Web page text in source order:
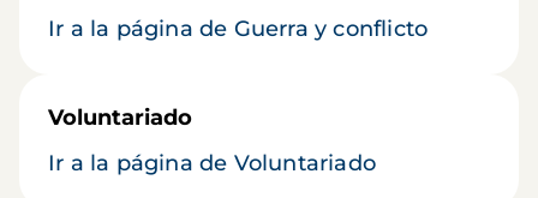
Ir a la página de Guerra y conflicto
Voluntariado
Ir a la página de Voluntariado